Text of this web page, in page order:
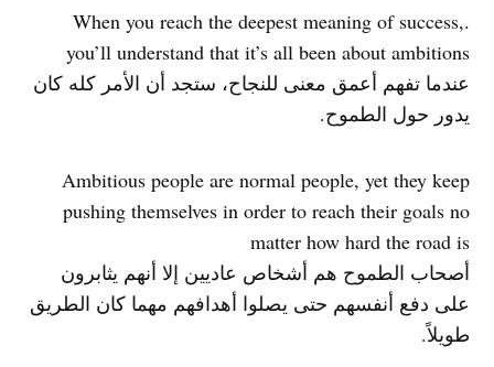
.When you reach the deepest meaning of success,
you’ll understand that it’s all been about ambitions
عندما تفهم أعمق معنى للنجاح، ستجد أن الأمر كله كان
يدور حول الطموح.
Ambitious people are normal people, yet they keep
pushing themselves in order to reach their goals no
matter how hard the road is
أصحاب الطموح هم أشخاص عاديين إلا أنهم يثابرون
على دفع أنفسهم حتى يصلوا أهدافهم مهما كان الطريق
طويلاً.